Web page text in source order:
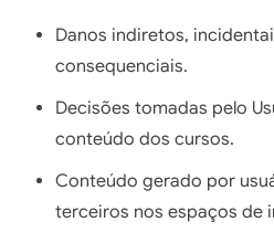
Danos indiretos,
consequenciais.
Decisões tomadas pelo
conteúdo dos cursos.
Conteúdo gerado por
terceiros nos espaços de